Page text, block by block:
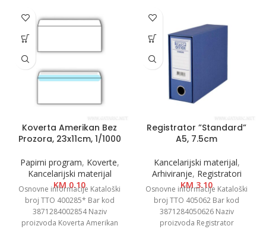
Koverta Amerikan Bez
Prozora, 23x11cm, 1/1000
Papirni program, Koverte,
Kancelarijski materijal
KM0.10
Osnovne informacije Kataloški
broj TTO 400285* Bar kod
3871284002854 Naziv
proizvoda Koverta Amerikan
Registrator ”Standard”
A5, 7.5cm
Kancelarijski materijal,
Arhiviranje, Registratori
KM3.10
Osnovne informacije Kataloški
broj TTO 405062 Bar kod
3871284050626 Naziv
proizvoda Registrator